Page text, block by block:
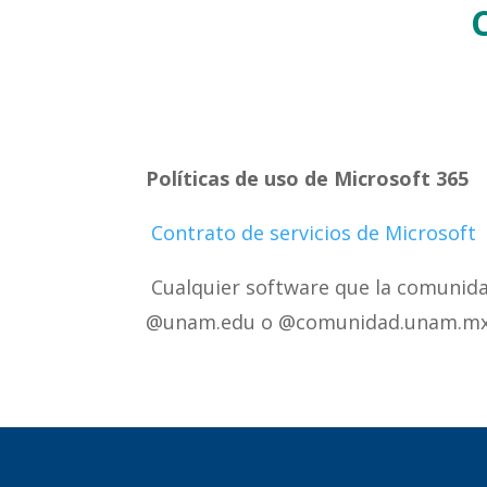
Políticas de uso de Microsoft 365
Contrato de servicios de Microsoft
Cualquier software que la
@unam.edu o